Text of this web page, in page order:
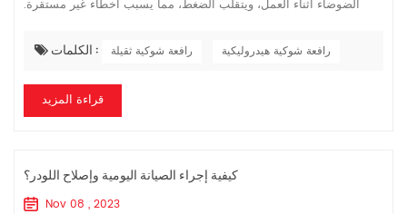
الضوضاء أثناء العمل، ويتقلب الضغط، مما يسبب أخطاء غير مستقرة.
لمضخة تروس ...الكلمات : رافعة شوكية ثقيلة رافعة شوكية هيدروليكية
قراءة المزيد
كيفية إجراء الصيانة اليومية وإصلاح اللودر؟
Nov 08 , 2023